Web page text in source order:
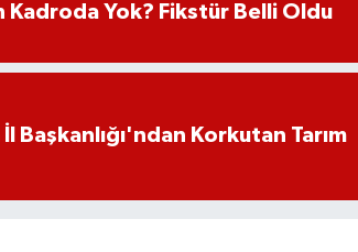
Kadroda Yok? Fikstür Belli Oldu
Başkanlığı'ndan Korkutan Tarım